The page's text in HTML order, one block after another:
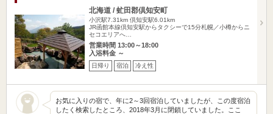
北海道 / 虻田郡倶知安町
小沢駅7.31km 倶知安駅6.01km
JR函館本線倶知安駅からタクシーで15分札幌／小樽からニ
セコエリアへ…
営業時間 13:00～18:00
入浴料金 ～
日帰り 宿泊 冷え性
お気に入りの宿で、年に2～3回宿泊していましたが、この度宿泊
したく検索したところ、2018年3月に閉鎖していました。ここ